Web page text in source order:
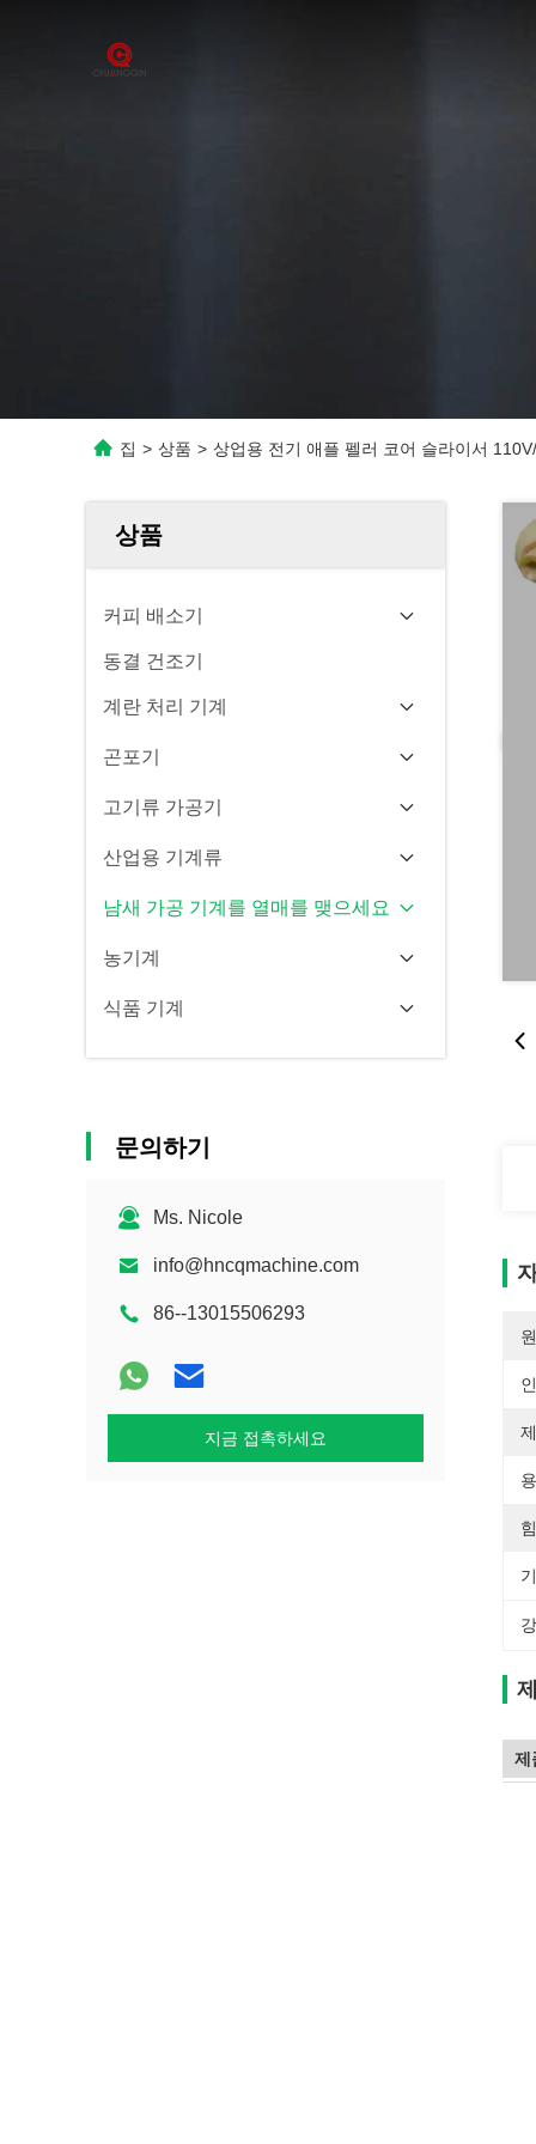
집 > 상품 > 상업용 전기 애플 펠러 코어 슬라이서
상품
커피 배소기
동결 건조기
계란 처리 기계
곤포기
고기류 가공기
산업용 기계류
남새 가공 기계를 열매를 맺으세요
농기계
식품 기계
문의하기
Ms. Nicole
info@hncqmachine.com
86--13015506293
지금 접촉하세요
제